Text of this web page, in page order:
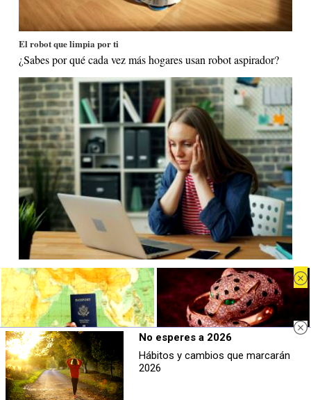
El robot que limpia por ti
¿Sabes por qué cada vez más hogares usan robot aspirador?
Señales de agotamiento
¿Te sientes cansado sin razón? Estas señales lo explican
Viaja sin visado
Los pasaportes que más puertas
abren ¿está el tuyo?
Belleza indomable
El diamante que simboliza la
No esperes a 2026
Hábitos y cambios que marcarán
2026